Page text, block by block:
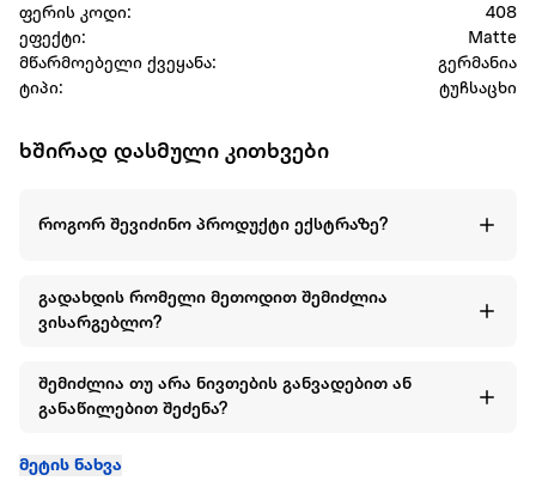
ფერის კოდი:
408
ეფექტი:
Matte
მწარმოებელი ქვეყანა:
გერმანია
ტიპი:
ტუჩსაცხი
ხშირად დასმული კითხვები
როგორ შევიძინო პროდუქტი ექსტრაზე?
გადახდის რომელი მეთოდით შემიძლია
ვისარგებლო?
შემიძლია თუ არა ნივთების განვადებით ან
განაწილებით შეძენა?
მეტის ნახვა